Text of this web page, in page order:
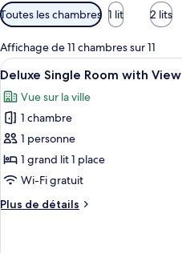
Filtres
disponibles
pour
les
chambres
Toutes les chambres 1 lit 2 lits
Affichage de 11 chambres sur 11
Afficher
toutes
les
photos
pour
ce
type
chambre :
6
Deluxe Single Room with View
Vue sur la ville
1 chambre
1 personne
1 grand lit 1 place
Wi-Fi gratuit
Plus de détails
Plus